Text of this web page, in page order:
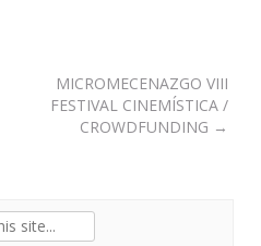
MICROMECENAZGO VIII
FESTIVAL CINEMÍSTICA /
CROWDFUNDING →